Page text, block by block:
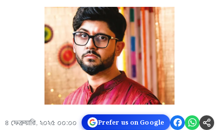
৪ ফেব্রুয়ারি, ২০২৫ ০০:০০ Prefer us on Google